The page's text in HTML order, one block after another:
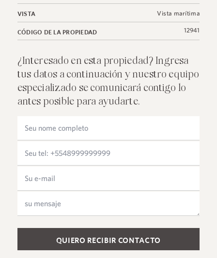
VISTA Vista marítima
CÓDIGO DE LA PROPIEDAD 12941
¿Interesado en esta propiedad? Ingresa
tus datos a continuación y nuestro equipo
especializado se comunicará contigo lo
antes posible para ayudarte.
Please leave this field empty.